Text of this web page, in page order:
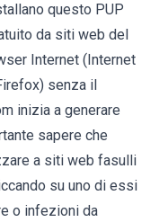
questo PUP
da siti web del
Internet (Internet
senza il
inizia a generare
sapere che
a siti web fasulli
su uno di essi
o infezioni da